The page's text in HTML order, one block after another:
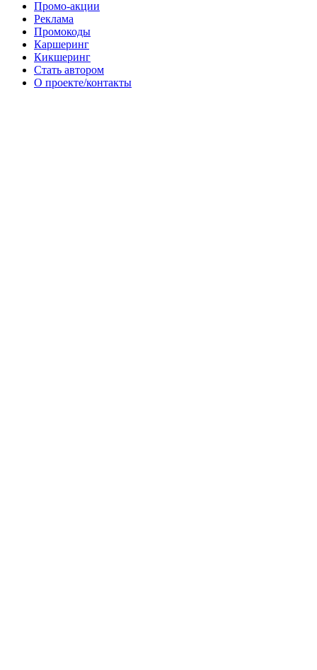
Промо-акции
Реклама
Промокоды
Каршеринг
Кикшеринг
Стать автором
О проекте/контакты